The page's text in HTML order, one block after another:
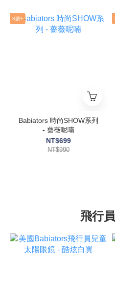
8歲+
Babiators 時尚SHOW系列
- 薔薇呢喃
NT$699
NT$990
飛行